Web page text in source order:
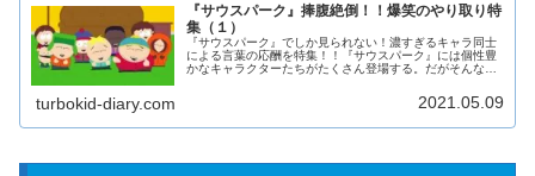
『サウスパーク』捧腹絶倒！！爆笑のやり取り特
集（１）
『サウスパーク』でしか見られない！濃すぎるキャラ同士
による言葉の応酬を特集！！『サウスパーク』には個性豊
かなキャラクターたちがたくさん登場する。だがそんな作
turbokid-diary.com 2021.05.09